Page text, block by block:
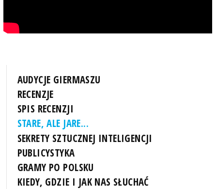
AUDYCJE GIERMASZU
RECENZJE
SPIS RECENZJI
STARE, ALE JARE...
SEKRETY SZTUCZNEJ INTELIGENCJI
PUBLICYSTYKA
GRAMY PO POLSKU
KIEDY, GDZIE I JAK NAS SŁUCHAĆ